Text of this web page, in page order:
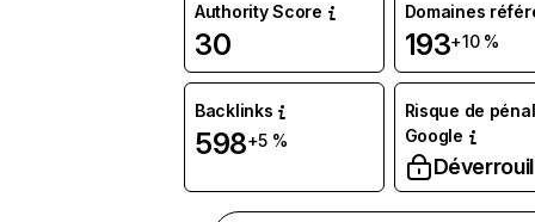
Authority Score
30
Domaines
193+10 %
Backlinks
598+5 %
Risque de
Google